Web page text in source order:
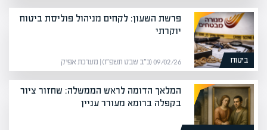
ביטוח
פרשת השעון: לקחים מניהול פוליסת ביטוח
יוקרתי
09/02/26 (כ״ב שבט תשפ״ו) | מערכת אפיק
המלאך הדומה לראש הממשלה: שחזור ציור
בקפלה ברומא מעורר עניין